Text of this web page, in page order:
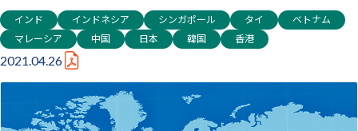
インド インドネシア シンガポール タイ
ベトナム
マレーシア
中国 日本 韓国 香港
2021.04.26